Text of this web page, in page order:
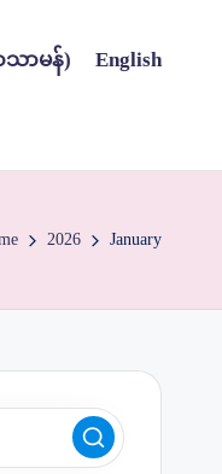
ာမန်) English
2026 January